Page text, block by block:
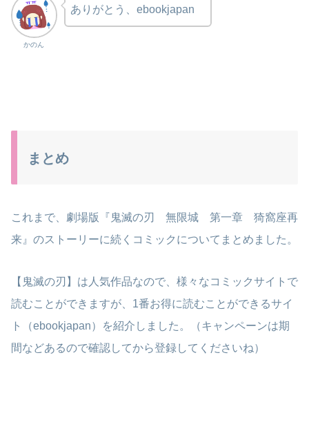
かのん
ありがとう、ebookjapan
まとめ
これまで、劇場版『鬼滅の刃 無限城 第一章 猗窩座再
来』のストーリーに続くコミックについてまとめました。
【鬼滅の刃】は人気作品なので、様々なコミックサイトで
読むことができますが、1番お得に読むことができるサイ
ト（ebookjapan）を紹介しました。（キャンペーンは期
間などあるので確認してから登録してくださいね）